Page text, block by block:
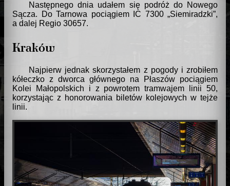
Następnego dnia udałem się podróż do Nowego
Sącza. Do Tarnowa pociągiem IC 7300
Siemiradzki ,
a dalej Regio 30657.
Kraków
Najpierw jednak skorzystałem z pogody i zrobiłem
kółeczko z dworca głównego na Płaszów pociągiem
Kolei Małopolskich i z powrotem tramwajem linii 50,
korzystając z honorowania biletów kolejowych w tejże
linii.